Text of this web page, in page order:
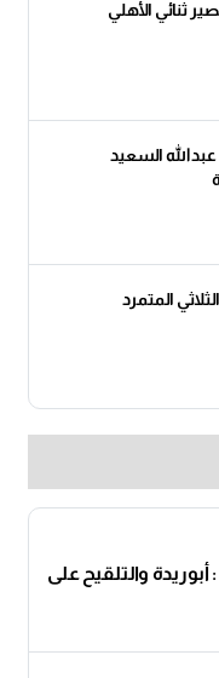
ثنائي الأهلي
عبدالله السعيد
المتمرد
والتلقيح على